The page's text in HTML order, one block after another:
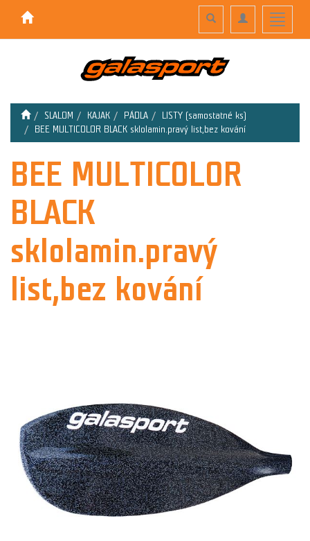
Toggle
Toggle
navigation
Toggle
search
SLALOM KAJAK PÁDLA
LISTY (samostatné ks)
BEE MULTICOLOR BLACK sklolamin.pravý list,bez kování
BEE MULTICOLOR
BLACK
sklolamin.pravý
list,bez kování